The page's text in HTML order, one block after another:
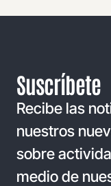
Suscríbete
Recibe las
nuestros
sobre
medio de